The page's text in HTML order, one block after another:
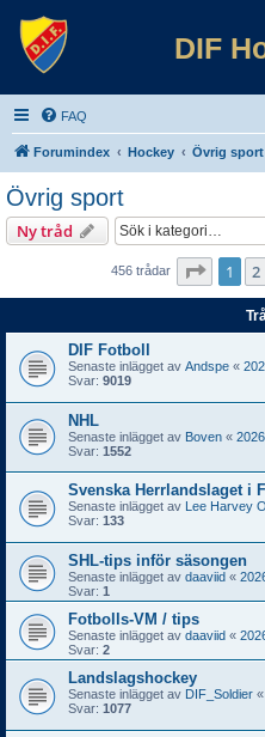
DIF
FAQ
Forumindex Hockey Övrig sport
Övrig sport
Ny tråd
456 trådar Sida av
1 2
DIF Fotboll
Senaste inlägget av Andspe «
Svar: 9019
NHL
Senaste inlägget av Boven «
Svar: 1552
Svenska Herrlandslaget i
Senaste inlägget av Lee Harvey
Svar: 133
SHL-tips inför säsongen
Senaste inlägget av daaviid «
Svar: 1
Fotbolls-VM / tips
Senaste inlägget av daaviid «
Svar: 2
Landslagshockey
Senaste inlägget av DIF_Soldier «
Svar: 1077